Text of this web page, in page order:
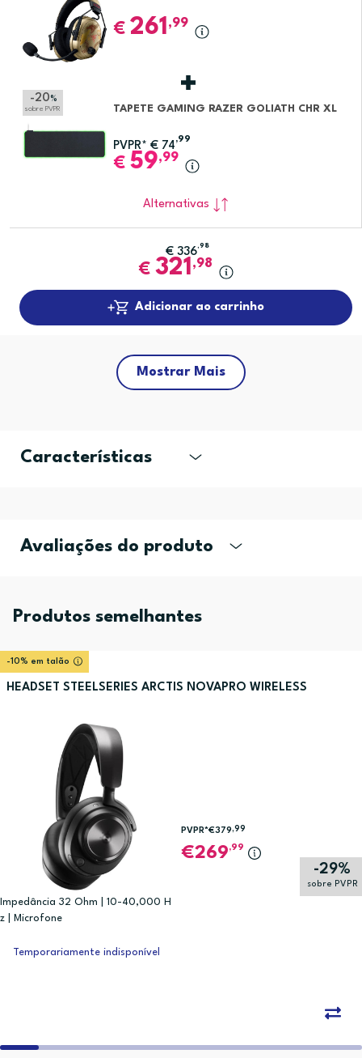
€ 261 ,99
-20 %
sobre PVPR TAPETE GAMING RAZER GOLIATH CHR XL
PVPR* € 74
,99
€ 59,99
Alternativas
€ 336,98
€ 321 ,98
Adicionar ao carrinho
Mostrar Mais
Características
Avaliações do produto
Produtos semelhantes
-10% em talão
HEADSET STEELSERIES ARCTIS NOVAPRO WIRELESS
Impedância 32 Ohm | 10-40,000 H
z | Microfone
-29%
sobre PVPR
PVPR*€379,99
269,99
Temporariamente indisponível